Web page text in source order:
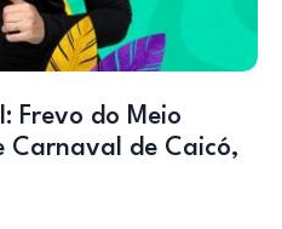
Frevo do Meio
Carnaval de Caicó,